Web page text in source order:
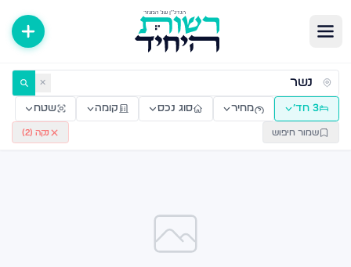
דירות למכירה ולהשכרה — רשות היחיד ✕
3 חד׳ מחיר סוג נכס קומה שטח
שמור חיפוש נקה (2
)